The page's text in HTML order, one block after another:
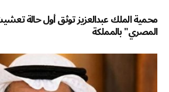
محمية الملك عبدالعزيز توثق أول حالة
المصري" بالمملكة